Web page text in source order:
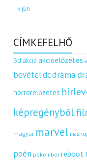
« jún
CÍMKEFELHŐ
3d akció akcióelőzetes
bevételdcdráma
horrorelőzetes
képregényből
magyar marvel
poén pókember reboot